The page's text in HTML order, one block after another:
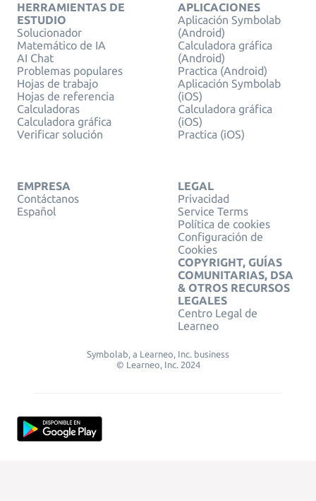
HERRAMIENTAS DE
ESTUDIO
Solucionador
Matemático de IA
AI Chat
Problemas populares
Hojas de trabajo
Hojas de referencia
Calculadoras
Calculadora gráfica
Verificar solución
APLICACIONES
Aplicación Symbolab
(Android)
Calculadora gráfica
(Android)
Practica (Android)
Aplicación Symbolab
(iOS)
Calculadora gráfica
(iOS)
Practica (iOS)
EMPRESA
Contáctanos
Español
LEGAL
Privacidad
Service Terms
Política de cookies
Configuración de
Cookies
COPYRIGHT, GUÍAS
COMUNITARIAS, DSA
& OTROS RECURSOS
LEGALES
Centro Legal de
Learneo
Symbolab, a Learneo, Inc. business
© Learneo, Inc. 2024